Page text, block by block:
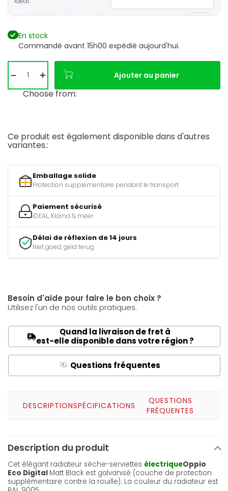
En stock
Commandé avant 15h00 expédié aujourd'hui.
Ajouter au panier
Choose from:
Ce produit est également disponible dans d'autres
variantes.:
Emballage solide
Protection supplémentaire pendant le transport
Paiement sécurisé
iDEAL, Klarna & meer
Délai de réflexion de 14 jours
Niet goed, geld terug
Besoin d'aide pour faire le bon choix ?
Utilisez l'un de nos outils pratiques.
Quand la livraison de fret à
est-elle disponible dans votre région ?
Q Questions fréquentes
DESCRIPTIONSPÉCIFICATIONS
QUESTIONS
FRÉQUENTES
Description du produit
Cet élégant radiateur sèche-serviettes électriqueOppio
Eco Digital Matt Black est galvanisé (couche de protection
supplémentaire contre la rouille). La couleur du radiateur est